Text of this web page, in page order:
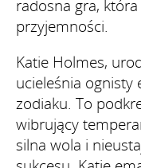
radosna gra,
przyjemności.
Katie Holmes,
ucieleśnia ognisty
zodiaku. To
wibrujący
silna wola i